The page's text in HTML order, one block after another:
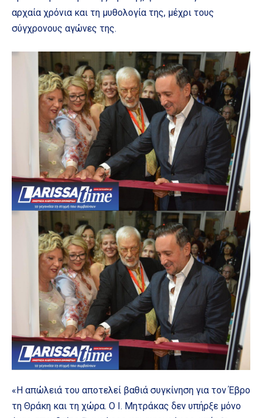
αρχαία χρόνια και τη μυθολογία της, μέχρι τους
σύγχρονους αγώνες της.
«Η απώλειά του αποτελεί βαθιά συγκίνηση για τον Έβρο
τη Θράκη και τη χώρα. Ο Ι. Μητράκας δεν υπήρξε μόνο